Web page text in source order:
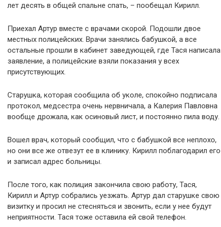
лет десять в общей спальне спать, – пообещал Кирилл.
Приехал Артур вместе с врачами скорой. Подошли двое
местных полицейских. Врачи занялись бабушкой, а все
остальные прошли в кабинет заведующей, где Тася написала
заявление, а полицейские взяли показания у всех
присутствующих.
Старушка, которая сообщила об уколе, спокойно подписала
протокол, медсестра очень нервничала, а Калерия Павловна
вообще дрожала, как осиновый лист, и постоянно пила воду.
Вошел врач, который сообщил, что с бабушкой все неплохо,
но они все же отвезут ее в клинику. Кирилл поблагодарил его
и записал адрес больницы.
После того, как полиция закончила свою работу, Тася,
Кирилл и Артур собрались уезжать. Артур дал старушке свою
визитку и просил не стесняться и звонить, если у нее будут
неприятности. Тася тоже оставила ей свой телефон.